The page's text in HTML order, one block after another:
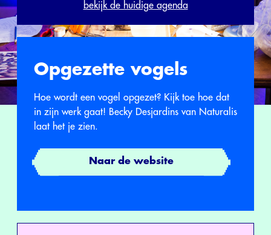
bekijk de huidige agenda
Opgezette vogels
Hoe wordt een vogel opgezet? Kijk toe hoe dat
in zijn werk gaat! Becky Desjardins van Naturalis
laat het je zien.
Naar de website